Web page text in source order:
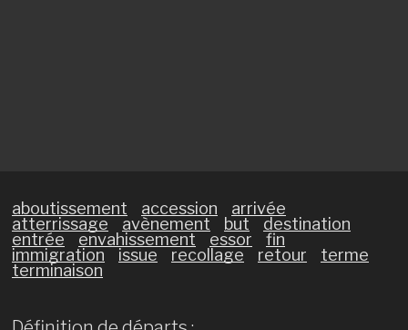
aboutissement accession
arrivée
atterrissage
avènement but
destination
entrée
envahissement essor
fin
immigration
issue recollage retour
terme
terminaison